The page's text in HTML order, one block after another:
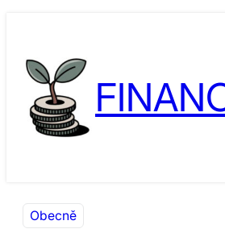
obsah
content
Obecně